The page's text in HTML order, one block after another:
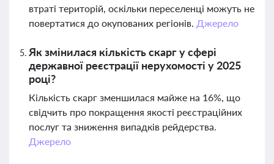
втраті територій, оскільки переселенці можуть не
повертатися до окупованих регіонів. Джерело
Як змінилася кількість скарг у сфері
державної реєстрації нерухомості у 2025
році?
Кількість скарг зменшилася майже на 16%, що
свідчить про покращення якості реєстраційних
послуг та зниження випадків рейдерства.
Джерело